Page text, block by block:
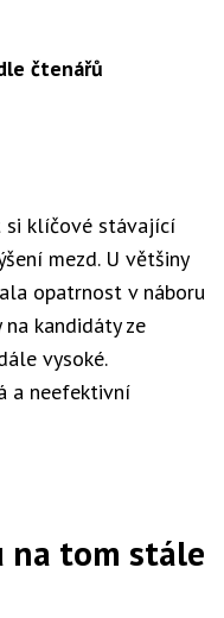
čtenářů
si klíčové stávající
mezd. U většiny
opatrnost v náboru
na kandidáty ze
vysoké.
a neefektivní
na tom stále